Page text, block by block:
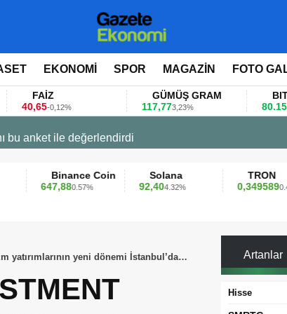
EKONOMİ SPOR MAGAZİN FOTO
GÜMÜŞ GRAM
3,23%
BITCOIN
80.155,00
0,36%
Binance Coin
0.57%
Solana
92,40
4.32%
TRON
0,349589
0.42%
Artanlar
Hisse